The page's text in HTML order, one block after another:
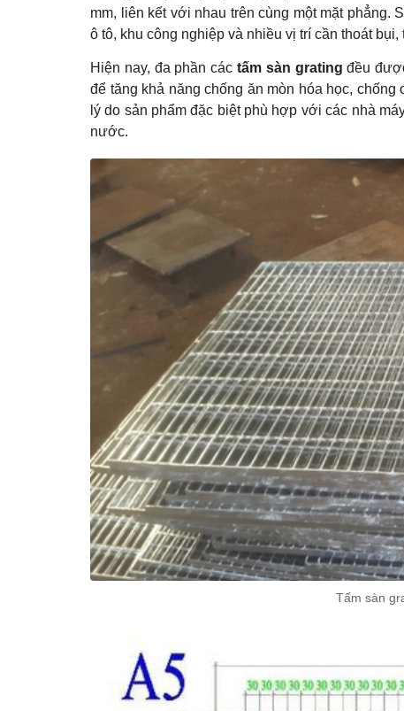
mm, liên kết với nhau trên cùng một mặt
ô tô, khu công nghiệp và nhiều vị trí cần thoát
Hiện nay, đa phần các tấm sàn grating đều
để tăng khả năng chống ăn mòn hóa học,
lý do sản phẩm đặc biệt phù hợp với các nhà
nước.
Tấm sàn